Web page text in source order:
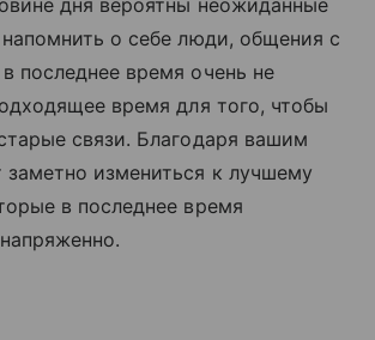
о себе люди, общения с
последнее время очень не
время для того, чтобы
связи. Благодаря вашим
измениться к лучшему
в последнее время